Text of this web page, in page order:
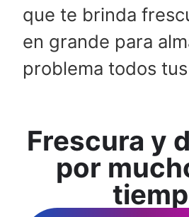
que te brinda
en grande para
problema todos
Frescura y
por